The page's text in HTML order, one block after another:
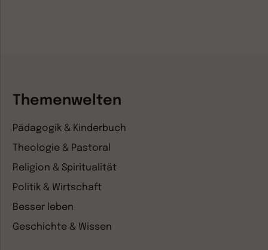
Themenwelten
Pädagogik & Kinderbuch
Theologie & Pastoral
Religion & Spiritualität
Politik & Wirtschaft
Besser leben
Geschichte & Wissen